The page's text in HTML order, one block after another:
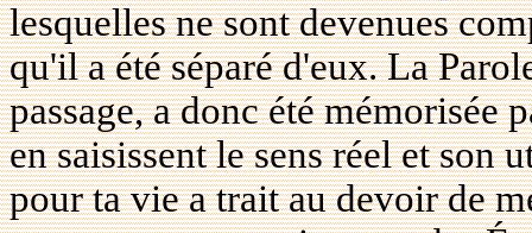
lesquelles ne sont devenues
qu'il a été séparé d'eux. La
passage, a donc été mémorisée
en saisissent le sens réel et son
pour ta vie a trait au devoir de